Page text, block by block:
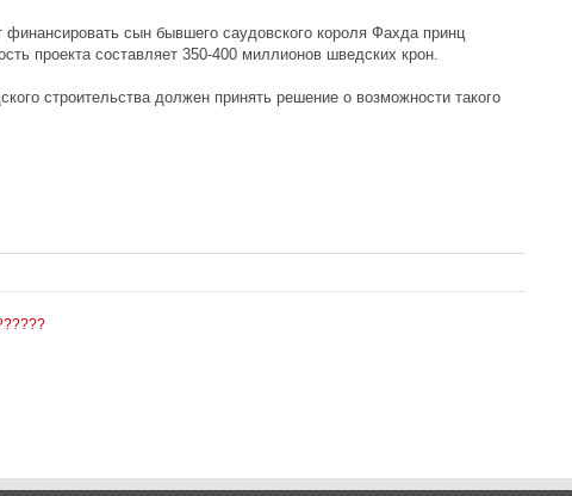
финансировать сын бывшего саудовского короля Фахда принц
проекта составляет 350-400 миллионов шведских крон.
строительства должен принять решение о возможности такого